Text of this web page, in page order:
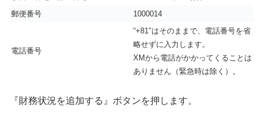
郵便番号
1000014
電話番号
“+81″はそのままで、電話番号を省
略せずに入力します。
XMから電話がかかってくることは
ありません（緊急時は除く）。
『財務状況を追加する』ボタンを押します。